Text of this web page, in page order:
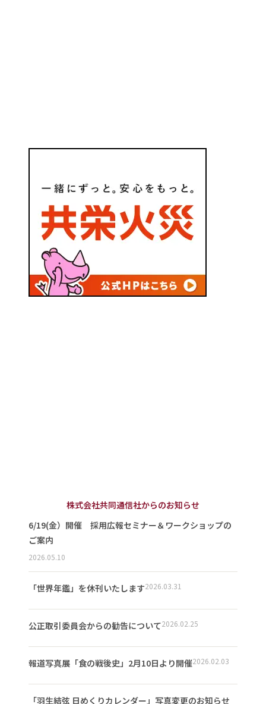
株式会社共同通信社からのお知らせ
6/19(金）開催 採用広報セミナー＆ワークショップの
ご案内
2026.05.10
「世界年鑑」を休刊いたします2026.03.31
公正取引委員会からの勧告について2026.02.25
報道写真展「食の戦後史」2月10日より開催2026.02.03
「羽生結弦 日めくりカレンダー」写真変更のお知らせ